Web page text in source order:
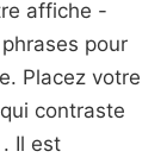
affiche -
pour
Placez votre
contraste
Il est